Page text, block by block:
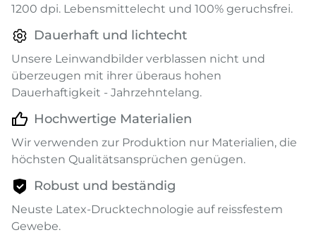
1200 dpi. Lebensmittelecht und 100% geruchsfrei.
Dauerhaft und lichtecht
Unsere Leinwandbilder verblassen nicht und
überzeugen mit ihrer überaus hohen
Dauerhaftigkeit - Jahrzehntelang.
Hochwertige Materialien
Wir verwenden zur Produktion nur Materialien, die
höchsten Qualitätsansprüchen genügen.
Robust und beständig
Neuste Latex-Drucktechnologie auf reissfestem
Gewebe.